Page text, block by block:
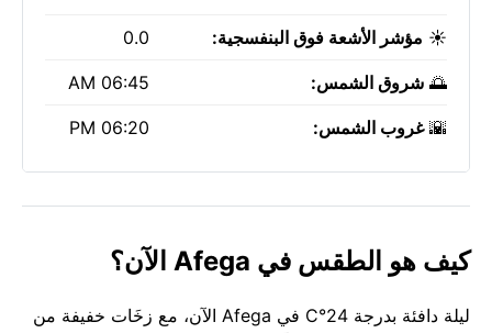
☀️ مؤشر الأشعة فوق البنفسجية: 0.0
🌅 شروق الشمس: 06:45 AM
🌇غروب الشمس: 06:20 PM
كيف هو الطقس في Afega الآن؟
ليلة دافئة بدرجة 24°C في Afega الآن، مع زخَات خفيفة من